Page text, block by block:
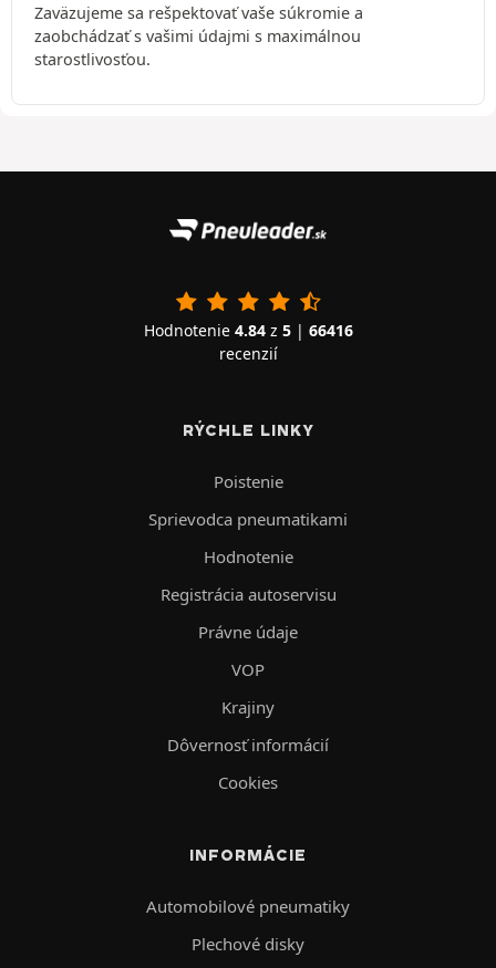
Zaväzujeme sa rešpektovať vaše súkromie a
zaobchádzať s vašimi údajmi s maximálnou
starostlivosťou.
Hodnotenie 4.84z 5| 66416
recenzií
RÝCHLE LINKY
Poistenie
Sprievodca pneumatikami
Hodnotenie
Registrácia autoservisu
Právne údaje
VOP
Krajiny
Dôvernosť informácií
Cookies
INFORMÁCIE
Automobilové pneumatiky
Plechové disky